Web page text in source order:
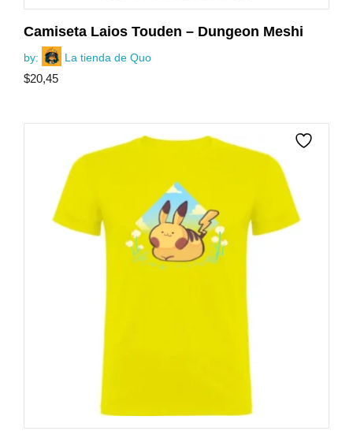
Camiseta Laios Touden – Dungeon Meshi
by: La tienda de Quo
$20,45